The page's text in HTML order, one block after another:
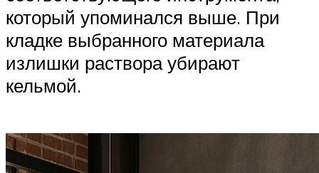
который упоминался выше. При
кладке выбранного материала
излишки раствора убирают
кельмой.